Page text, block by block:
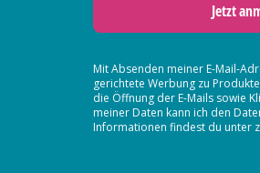
Jetzt
Mit Absenden meiner E-Mail-
gerichtete Werbung zu
die Öffnung der E-Mails sowie
meiner Daten kann ich den
Informationen findest du unter